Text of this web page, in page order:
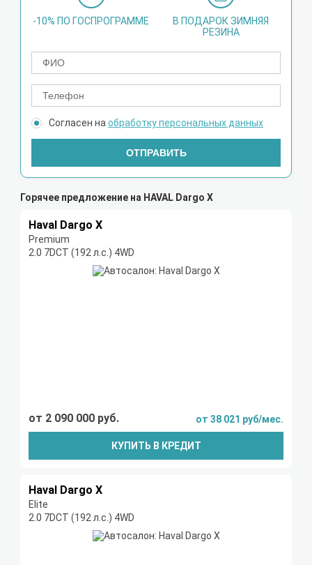
-10% ПО ГОСПРОГРАММЕ
В ПОДАРОК ЗИМНЯЯ
РЕЗИНА
Согласен наобработку персональных данных
ОТПРАВИТЬ
Горячее предложение на HAVAL Dargo X
Haval Dargo X
Premium
2.0 7DCT (192 л.с.) 4WD
от 2 090 000 руб. от 38 021 руб/мес.
КУПИТЬ В КРЕДИТ
Haval Dargo X
Elite
2.0 7DCT (192 л.с.) 4WD